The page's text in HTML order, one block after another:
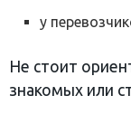
у
Не стоит
знакомых или